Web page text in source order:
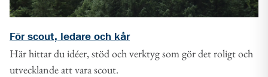
För scout, ledare och kår
Här hittar du idéer, stöd och verktyg som gör det roligt och
utvecklande att vara scout.